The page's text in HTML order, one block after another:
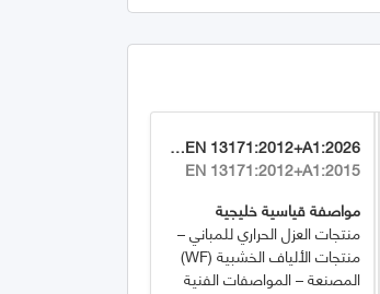
GSO EN 13171:2012+A1:2026
EN 13171:2012+A1:2015
مواصفة قياسية خليجية
منتجات العزل الحراري للمباني –
منتجات الألياف الخشبية (WF)
المصنعة – المواصفات الفنية